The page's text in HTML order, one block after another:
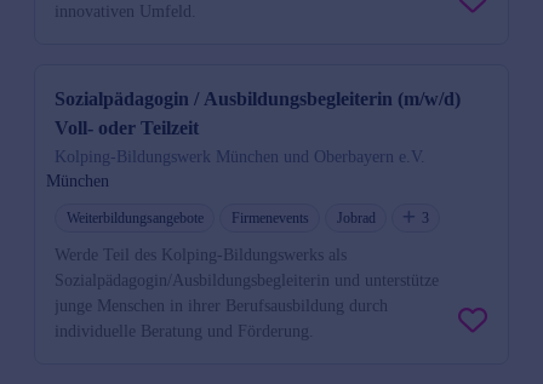
innovativen Umfeld.
Sozialpädagogin / Ausbildungsbegleiterin (m/w/d)
Voll- oder Teilzeit
Kolping-Bildungswerk München und Oberbayern e.V.
München
Weiterbildungsangebote Firmenevents Jobrad 3
Werde Teil des Kolping-Bildungswerks als
Sozialpädagogin/Ausbildungsbegleiterin und unterstütze
junge Menschen in ihrer Berufsausbildung durch
individuelle Beratung und Förderung.